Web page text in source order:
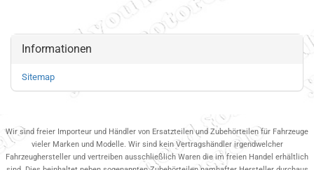
Informationen
Sitemap
Wir sind freier Importeur und Händler von Ersatzteilen und Zubehörteilen für Fahrzeuge
vieler Marken und Modelle. Wir sind kein Vertragshändler irgendwelcher
Fahrzeughersteller und vertreiben ausschließlich Waren die im freien Handel erhältlich